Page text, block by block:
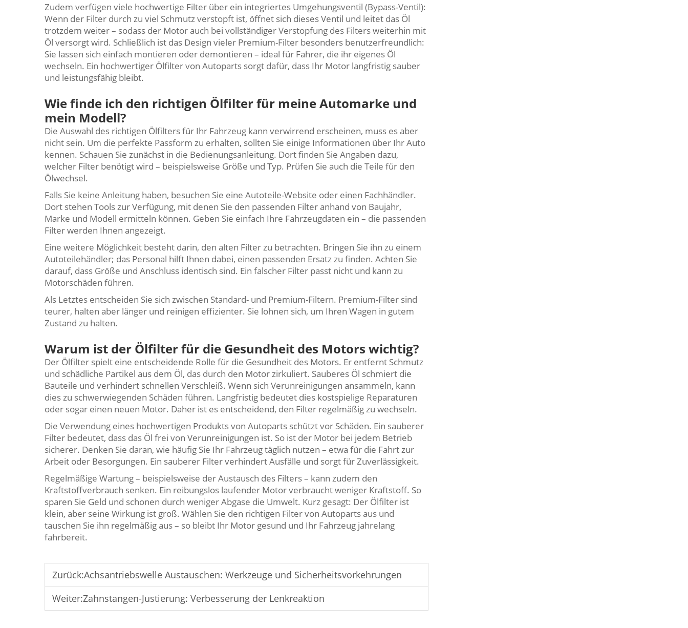
Zudem verfügen viele hochwertige Filter über ein integriertes Umgehungsventil (Bypass-Ventil):
Wenn der Filter durch zu viel Schmutz verstopft ist, öffnet sich dieses Ventil und leitet das Öl
trotzdem weiter – sodass der Motor auch bei vollständiger Verstopfung des Filters weiterhin mit
Öl versorgt wird. Schließlich ist das Design vieler Premium-Filter besonders benutzerfreundlich:
Sie lassen sich einfach montieren oder demontieren – ideal für Fahrer, die ihr eigenes Öl
wechseln. Ein hochwertiger Ölfilter von Autoparts sorgt dafür, dass Ihr Motor langfristig sauber
und leistungsfähig bleibt.
Wie finde ich den richtigen Ölfilter für meine Automarke und
mein Modell?
Die Auswahl des richtigen Ölfilters für Ihr Fahrzeug kann verwirrend erscheinen, muss es aber
nicht sein. Um die perfekte Passform zu erhalten, sollten Sie einige Informationen über Ihr Auto
kennen. Schauen Sie zunächst in die Bedienungsanleitung. Dort finden Sie Angaben dazu,
welcher Filter benötigt wird – beispielsweise Größe und Typ. Prüfen Sie auch die Teile für den
Ölwechsel.
Falls Sie keine Anleitung haben, besuchen Sie eine Autoteile-Website oder einen Fachhändler.
Dort stehen Tools zur Verfügung, mit denen Sie den passenden Filter anhand von Baujahr,
Marke und Modell ermitteln können. Geben Sie einfach Ihre Fahrzeugdaten ein – die passenden
Filter werden Ihnen angezeigt.
Eine weitere Möglichkeit besteht darin, den alten Filter zu betrachten. Bringen Sie ihn zu einem
Autoteilehändler; das Personal hilft Ihnen dabei, einen passenden Ersatz zu finden. Achten Sie
darauf, dass Größe und Anschluss identisch sind. Ein falscher Filter passt nicht und kann zu
Motorschäden führen.
Als Letztes entscheiden Sie sich zwischen Standard- und Premium-Filtern. Premium-Filter sind
teurer, halten aber länger und reinigen effizienter. Sie lohnen sich, um Ihren Wagen in gutem
Zustand zu halten.
Warum ist der Ölfilter für die Gesundheit des Motors wichtig?
Der Ölfilter spielt eine entscheidende Rolle für die Gesundheit des Motors. Er entfernt Schmutz
und schädliche Partikel aus dem Öl, das durch den Motor zirkuliert. Sauberes Öl schmiert die
Bauteile und verhindert schnellen Verschleiß. Wenn sich Verunreinigungen ansammeln, kann
dies zu schwerwiegenden Schäden führen. Langfristig bedeutet dies kostspielige Reparaturen
oder sogar einen neuen Motor. Daher ist es entscheidend, den Filter regelmäßig zu wechseln.
Die Verwendung eines hochwertigen Produkts von Autoparts schützt vor Schäden. Ein sauberer
Filter bedeutet, dass das Öl frei von Verunreinigungen ist. So ist der Motor bei jedem Betrieb
sicherer. Denken Sie daran, wie häufig Sie Ihr Fahrzeug täglich nutzen – etwa für die Fahrt zur
Arbeit oder Besorgungen. Ein sauberer Filter verhindert Ausfälle und sorgt für Zuverlässigkeit.
Regelmäßige Wartung – beispielsweise der Austausch des Filters – kann zudem den
Kraftstoffverbrauch senken. Ein reibungslos laufender Motor verbraucht weniger Kraftstoff. So
sparen Sie Geld und schonen durch weniger Abgase die Umwelt. Kurz gesagt: Der Ölfilter ist
klein, aber seine Wirkung ist groß. Wählen Sie den richtigen Filter von Autoparts aus und
tauschen Sie ihn regelmäßig aus – so bleibt Ihr Motor gesund und Ihr Fahrzeug jahrelang
fahrbereit.
Zurück:Achsantriebswelle Austauschen: Werkzeuge und Sicherheitsvorkehrungen
Weiter:Zahnstangen-Justierung: Verbesserung der Lenkreaktion